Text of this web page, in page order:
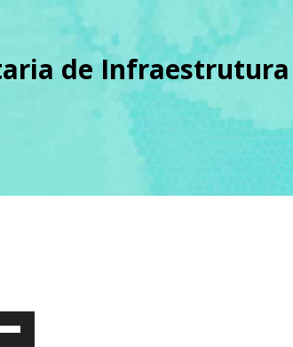
Equipe
Programação
de Infraestrutura